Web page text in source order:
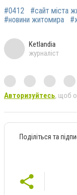
#0412 #сайт міста
#новини житомира
Ketlandia
журналіст
Авторизуйтесь, щоб
Поділіться та